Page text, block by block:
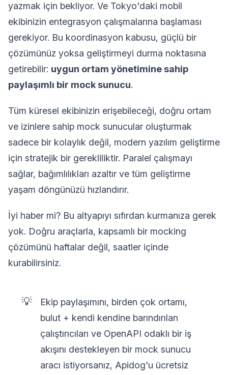
yazmak için bekliyor. Ve Tokyo'daki mobil
ekibinizin entegrasyon çalışmalarına başlaması
gerekiyor. Bu koordinasyon kabusu, güçlü bir
çözümünüz yoksa geliştirmeyi durma noktasına
getirebilir: uygun ortam yönetimine sahip
paylaşımlı bir mock sunucu.
Tüm küresel ekibinizin erişebileceği, doğru ortam
ve izinlere sahip mock sunucular oluşturmak
sadece bir kolaylık değil, modern yazılım geliştirme
için stratejik bir gerekliliktir. Paralel çalışmayı
sağlar, bağımlılıkları azaltır ve tüm geliştirme
yaşam döngünüzü hızlandırır.
İyi haber mi? Bu altyapıyı sıfırdan kurmanıza gerek
yok. Doğru araçlarla, kapsamlı bir mocking
çözümünü haftalar değil, saatler içinde
kurabilirsiniz.
💡
Ekip paylaşımını, birden çok ortamı,
bulut + kendi kendine barındırılan
çalıştırıcıları ve OpenAPI odaklı bir iş
akışını destekleyen bir mock sunucu
aracı istiyorsanız, Apidog'u ücretsiz